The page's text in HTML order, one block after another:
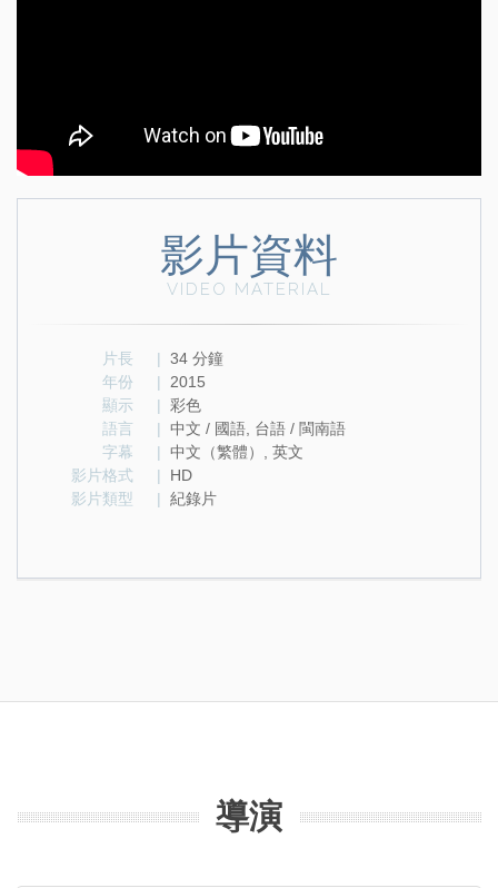
影片資料
VIDEO MATERIAL
片長 | 34 分鐘
年份
| 2015
顯示
| 彩色
語言
| 中文 / 國語, 台語 / 閩南語
字幕
| 中文（繁體）, 英文
影片格式
| HD
影片類型
| 紀錄片
導演